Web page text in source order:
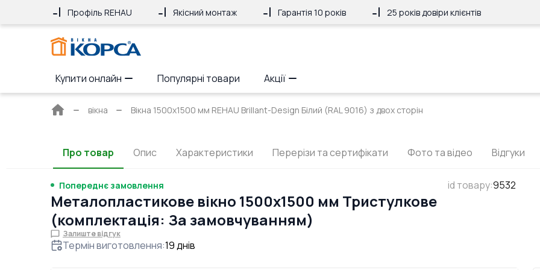
Профіль REHAU Якісний монтаж Гарантія 10 років 25 років довіри клієнтів
Купити онлайн Популярні товари Акції
Головна
вікна Вікна 1500x1500 мм REHAU Brillant-Design Білий (RAL 9016) з двох сторін
Про товар Опис Характеристики Перерізи та сертифікати Фото та відео Відгуки
Попереднє замовлення id товару:9532
Металопластикове вікно 1500x1500 мм Тристулкове
(комплектація: За замовчуванням)
Залиште відгук
Термін виготовлення:19днів